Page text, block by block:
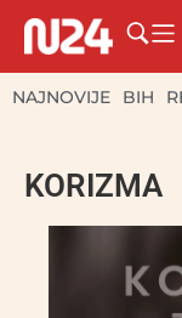
NAJNOVIJE BIH
KORIZMA